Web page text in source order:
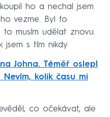
ho a nechal jsem
vezme. Byl to
to musím udělat znovu.
jsem s tím nikdy
Johna. Téměř oslepl
kolik času mi
co očekávat, ale